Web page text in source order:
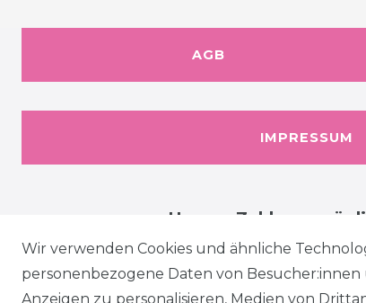
AGB
IMPRESSUM
Unsere
Wir verwenden Cookies und ähnliche
personenbezogene Daten von Besucher:innen
Anzeigen zu personalisieren, Medien von